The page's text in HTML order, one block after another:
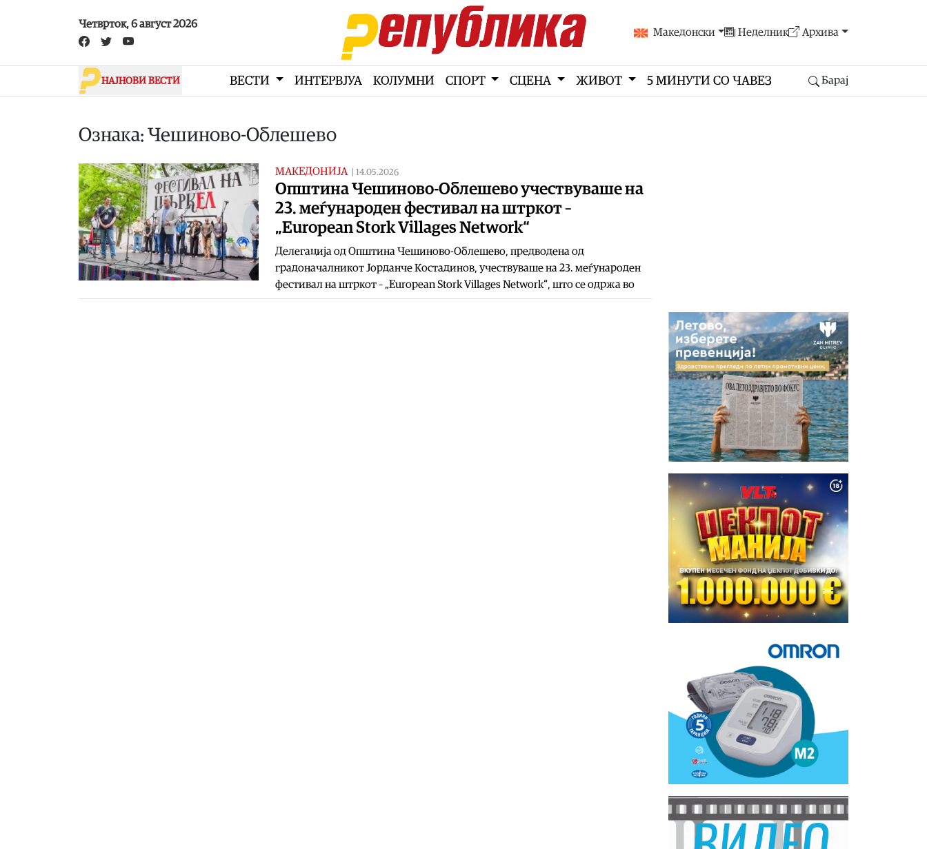
Четврток, 6 август 2026
Македонски Неделник Архива
НАЈНОВИ ВЕСТИ ВЕСТИ ИНТЕРВЈУА КОЛУМНИ СПОРТ СЦЕНА ЖИВОТ 5 МИНУТИ СО ЧАВЕЗ Барај
Ознака: Чешиново-Облешево
МАКЕДОНИЈА | 14.05.2026
Општина Чешиново-Облешево учествуваше на
23. меѓународен фестивал на штркот –
„European Stork Villages Network“
Делегација од Општина Чешиново-Облешево, предводена од
градоначалникот Јорданче Костадинов, учествуваше на 23. меѓународен
фестивал на штркот – „European Stork Villages Network“, што се одржа во